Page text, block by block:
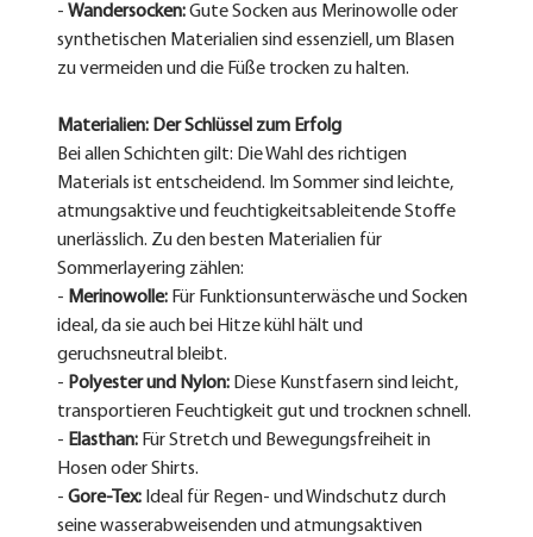
- Wandersocken: Gute Socken aus Merinowolle oder
synthetischen Materialien sind essenziell, um Blasen
zu vermeiden und die Füße trocken zu halten.
Materialien: Der Schlüssel zum Erfolg
Bei allen Schichten gilt: Die Wahl des richtigen
Materials ist entscheidend. Im Sommer sind leichte,
atmungsaktive und feuchtigkeitsableitende Stoffe
unerlässlich. Zu den besten Materialien für
Sommerlayering zählen:
- Merinowolle: Für Funktionsunterwäsche und Socken
ideal, da sie auch bei Hitze kühl hält und
geruchsneutral bleibt.
- Polyester und Nylon: Diese Kunstfasern sind leicht,
transportieren Feuchtigkeit gut und trocknen schnell.
- Elasthan: Für Stretch und Bewegungsfreiheit in
Hosen oder Shirts.
- Gore-Tex: Ideal für Regen- und Windschutz durch
seine wasserabweisenden und atmungsaktiven